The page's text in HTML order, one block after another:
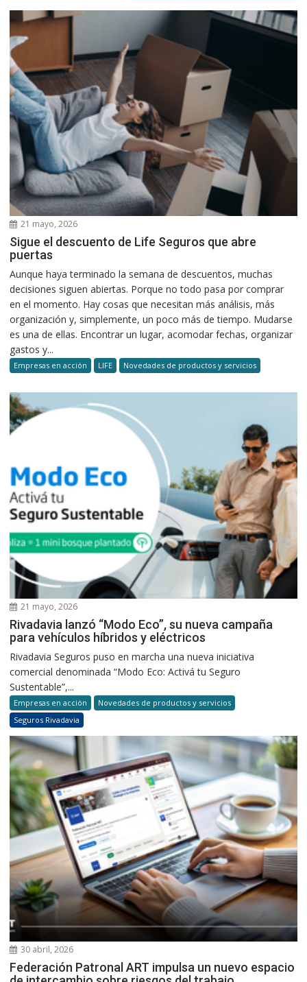
21 mayo, 2026
Sigue el descuento de Life Seguros que abre
puertas
Aunque haya terminado la semana de descuentos, muchas
decisiones siguen abiertas. Porque no todo pasa por comprar
en el momento. Hay cosas que necesitan más análisis, más
organización y, simplemente, un poco más de tiempo. Mudarse
es una de ellas. Encontrar un lugar, acomodar fechas, organizar
gastos y...
Empresas en acción LIFE Novedades de productos y servicios
21 mayo, 2026
Rivadavia lanzó “Modo Eco”, su nueva campaña
para vehículos híbridos y eléctricos
Rivadavia Seguros puso en marcha una nueva iniciativa
comercial denominada “Modo Eco: Activá tu Seguro
Sustentable”,...
Empresas en acción
Novedades de productos y servicios
Seguros Rivadavia
30 abril, 2026
Federación Patronal ART impulsa un nuevo espacio